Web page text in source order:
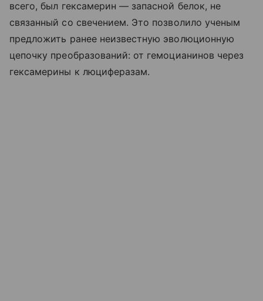
всего, был гексамерин — запасной белок, не
связанный со свечением. Это позволило ученым
предложить ранее неизвестную эволюционную
цепочку преобразований: от гемоцианинов через
гексамерины к люциферазам.